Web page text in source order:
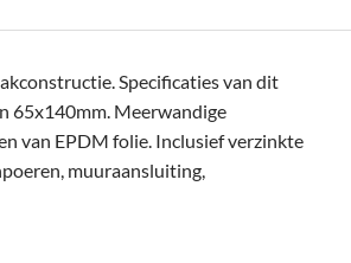
Specificaties van dit
65x140mm. Meerwandige
van EPDM folie. Inclusief verzinkte
muuraansluiting,